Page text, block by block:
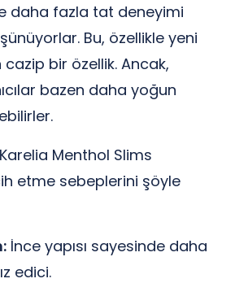
daha fazla tat deneyimi
Bu, özellikle yeni
bir özellik. Ancak,
bazen daha yoğun
Menthol Slims
etme sebeplerini şöyle
İnce yapısı sayesinde daha
edici.